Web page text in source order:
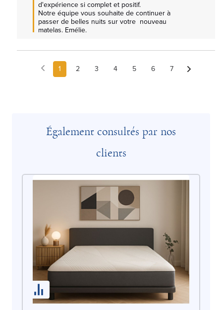
d'expérience si complet et positif.
Notre équipe vous souhaite de continuer à
passer de belles nuits sur votre  nouveau
matelas. Emélie.
1 2 3 4 5 6 7
Également consultés par nos
clients